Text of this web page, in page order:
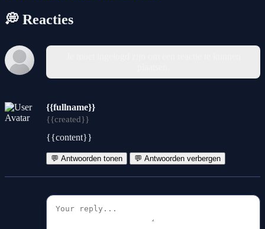
💭 Reacties
{{fullname}}
{{created}}
{{content}}
💬 Antwoorden tonen 💬 Antwoorden verbergen